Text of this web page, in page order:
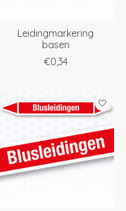
Leidingmarkering
basen
€0,34